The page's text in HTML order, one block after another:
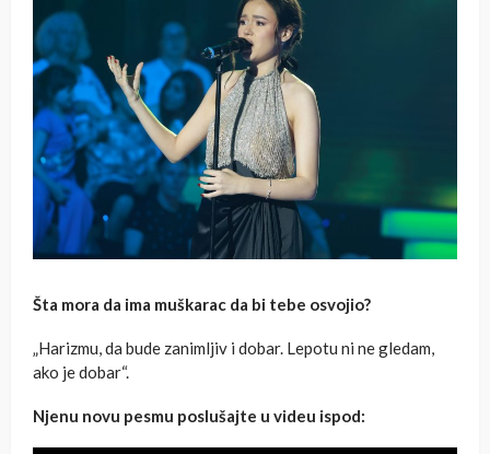
Šta mora da ima muškarac da bi tebe osvojio?
„Harizmu, da bude zanimljiv i dobar. Lepotu ni ne gledam,
ako je dobar“.
Njenu novu pesmu poslušajte u videu ispod: